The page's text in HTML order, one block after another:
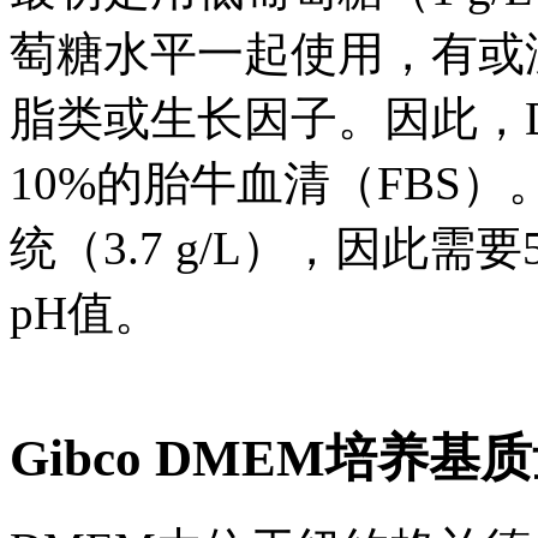
萄糖水平一起使用，有
脂类或生长因子。因此
10%的胎牛血清（FBS
统（3.7 g/L），因此需
pH值。
Gibco DMEM培养基